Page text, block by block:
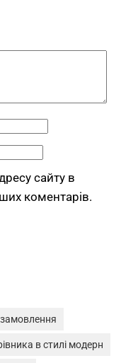
цілісний
таPremier-2.
замовлення:
днів,
нам на
за номером
сайту в
коментарів.
замовлення
в стилі модерн